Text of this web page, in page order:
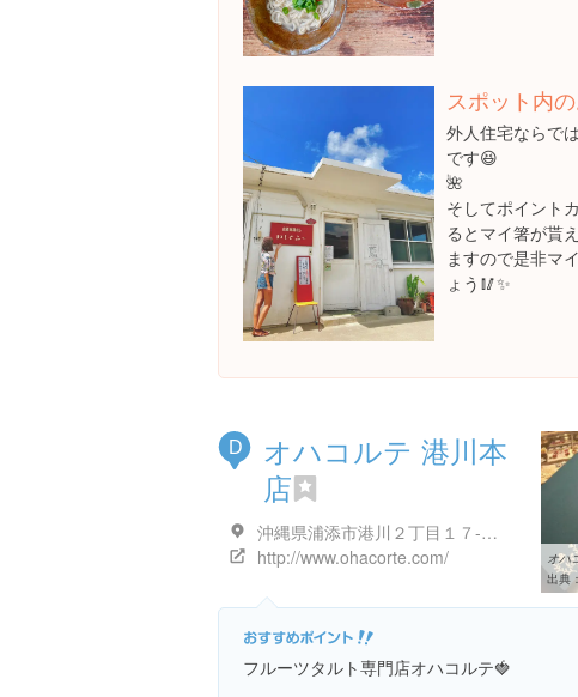
スポット内
外人住宅ならで
です😆
🌺
そしてポイント
るとマイ箸が貰
ますので是非マ
ょう🥢✨
D
オハコルテ 港川本
店
沖縄県浦添市港川２丁目１７-１ 18
http://www.ohacorte.com/
オハ
出典：
フルーツタルト専門店オハコルテ🍓